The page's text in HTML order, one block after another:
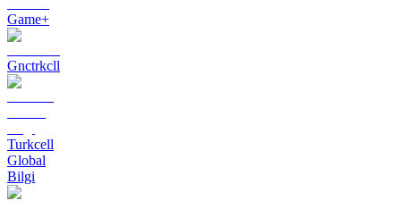
Game+
Gnctrkcll
Turkcell
Global
Bilgi